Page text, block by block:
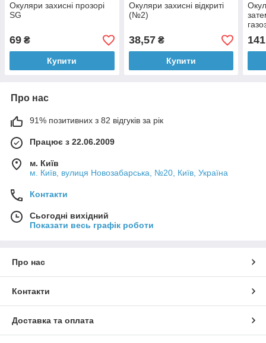
Окуляри захисні прозорі
SG
69 ₴
Купити
Окуляри захисні відкриті
(№2)
38,57₴
Купити
141
Про нас
91% позитивних з 82 відгуків за рік
Працює з 22.06.2009
м. Київ
м. Київ, вулиця Новозабарська, №20, Київ, Україна
Контакти
Сьогодні вихідний
Показати весь графік роботи
Про нас
Контакти
Доставка та оплата